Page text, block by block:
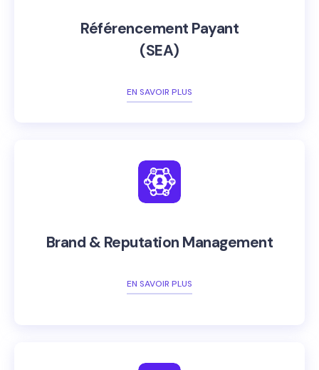
Référencement Payant
(SEA)
EN SAVOIR PLUS
Brand & Reputation Management
EN SAVOIR PLUS